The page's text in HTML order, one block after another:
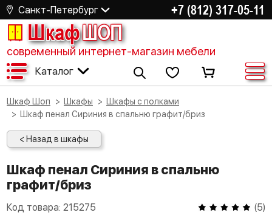
Санкт-Петербург +7 (812) 317-05-11
ШкафШОП
современный интернет-магазин мебели
Каталог
Шкаф Шоп Шкафы
Шкафы с полками
Шкаф пенал Сириния в спальню графит/бриз
< Назад в шкафы
Шкаф пенал Сириния в спальню
графит/бриз
Код товара: 215275 (5)